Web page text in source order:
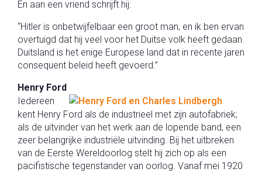
En aan een vriend schrijft hij:
“Hitler is onbetwijfelbaar een groot man, en ik ben ervan
overtuigd dat hij veel voor het Duitse volk heeft gedaan.
Duitsland is het enige Europese land dat in recente jaren
consequent beleid heeft gevoerd.”
Henry Ford
Iedereen
kent Henry Ford als de industrieel met zijn autofabriek;
als de uitvinder van het werk aan de lopende band, een
zeer belangrijke industriële uitvinding. Bij het uitbreken
van de Eerste Wereldoorlog stelt hij zich op als een
pacifistische tegenstander van oorlog. Vanaf mei 1920